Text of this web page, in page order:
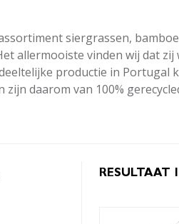
siergrassen,
allermooiste vinden wij dat
productie in
daarom van 100%
RESULTAAT